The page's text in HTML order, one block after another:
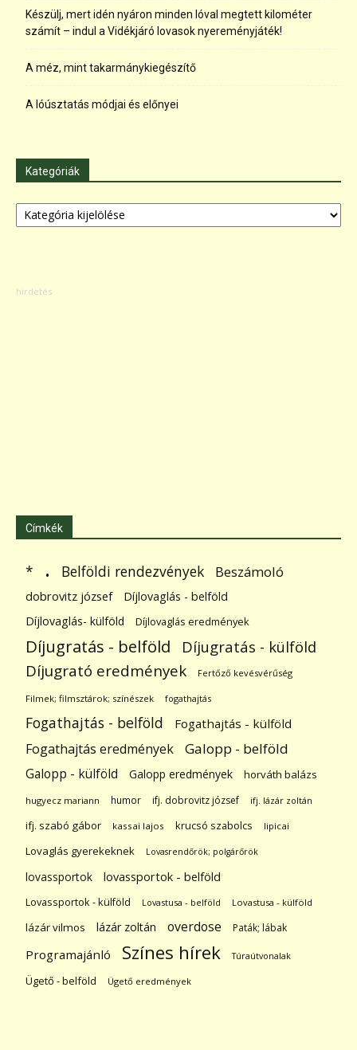
Készülj, mert idén nyáron minden lóval megtett kilométer
számít – indul a Vidékjáró lovasok nyereményjáték!
A méz, mint takarmánykiegészítő
A lóúsztatás módjai és előnyei
Kategóriák
Kategóriák
Címkék
* . Belföldi rendezvények Beszámoló
dobrovitz józsef
Díjlovaglás - belföld
Díjlovaglás- külföld
Díjlovaglás eredmények
Díjugratás - belföld Díjugratás - külföld
Díjugrató eredmények Fertőző kevésvérűség
Filmek; filmsztárok; színészek fogathajtás
Fogathajtás - belföld Fogathajtás - külföld
Fogathajtás eredmények Galopp - belföld
Galopp - külföld Galopp eredmények horváth balázs
hugyecz mariann humor ifj. dobrovitz józsef ifj. lázár zoltán
ifj. szabó gábor kassai lajos krucsó szabolcs lipicai
Lovaglás gyerekeknek Lovasrendőrök; polgárőrök
lovassportok lovassportok - belföld
Lovassportok - külföld Lovastusa - belföld Lovastusa - külföld
lázár vilmos lázár zoltán overdose Paták; lábak
Programajánló Színes hírek Túraútvonalak
Ügető - belföld Ügető eredmények